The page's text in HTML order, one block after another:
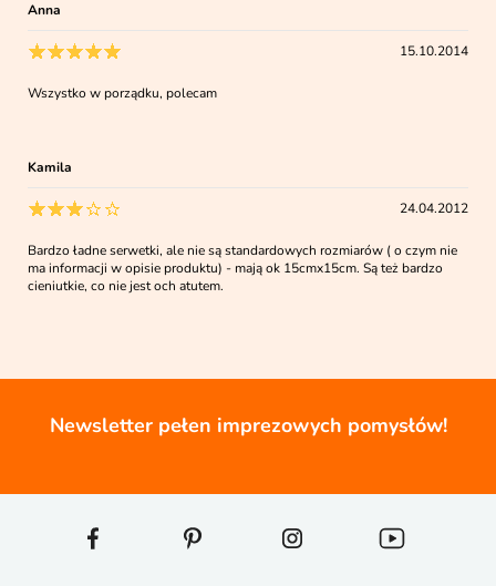
Anna
15.10.2014
Wszystko w porządku, polecam
Kamila
24.04.2012
Bardzo ładne serwetki, ale nie są standardowych rozmiarów ( o czym nie
ma informacji w opisie produktu) - mają ok 15cmx15cm. Są też bardzo
cieniutkie, co nie jest och atutem.
Newsletter pełen imprezowych pomysłów!